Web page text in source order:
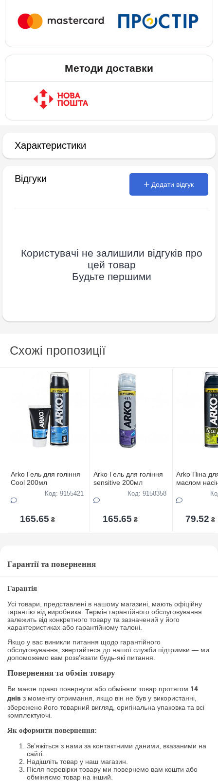
Методи доставки
Характеристики
Відгуки
Додати відгук
Користувачі не залишили відгуків про
цей товар
Будьте першими
Схожі пропозиції
Arko Гель для гоління
Cool 200мл
Код: 9155421
165.65 ₴
Arko Гель для гоління
sensitive 200мл
Код: 9158358
165.65 ₴
Arko Піна
маслом
коноплі 200
79.52 ₴
Гарантії та повернення
Гарантія
Усі товари, представлені в нашому магазині, мають офіційну
гарантію від виробника. Термін гарантійного обслуговування
залежить від конкретного товару та зазначений у його
характеристиках або гарантійному талоні.
Якщо у вас виникли питання щодо гарантійного
обслуговування, звертайтеся до нашої служби підтримки — ми
допоможемо вам розв’язати будь-які питання.
Повернення та обмін товару
Ви маєте право повернути або обміняти товар протягом 14
днів з моменту отримання, якщо він не був у використанні,
збережено його товарний вигляд, оригінальна упаковка та всі
комплектуючі.
Як оформити повернення:
Зв’яжіться з нами за контактними даними, вказаними на
сайті.
Надішліть товар у наш магазин.
Після перевірки товару ми повернемо вам кошти або
обміняємо товар на інший.